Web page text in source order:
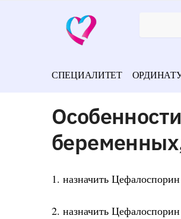
СПЕЦИАЛИТЕТ
1. назначить
2. назначить